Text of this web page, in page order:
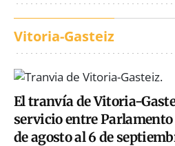
Vitoria-Gasteiz
El tranvía de Vitoria-
servicio entre Parlamento
de agosto al 6 de